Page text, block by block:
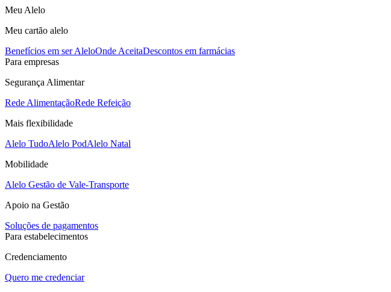
Meu Alelo
Meu cartão alelo
Benefícios em ser AleloOnde AceitaDescontos em farmácias
Para empresas
Segurança Alimentar
Rede AlimentaçãoRede Refeição
Mais flexibilidade
Alelo TudoAlelo PodAlelo Natal
Mobilidade
Alelo Gestão de Vale-Transporte
Apoio na Gestão
Soluções de pagamentos
Para estabelecimentos
Credenciamento
Quero me credenciar